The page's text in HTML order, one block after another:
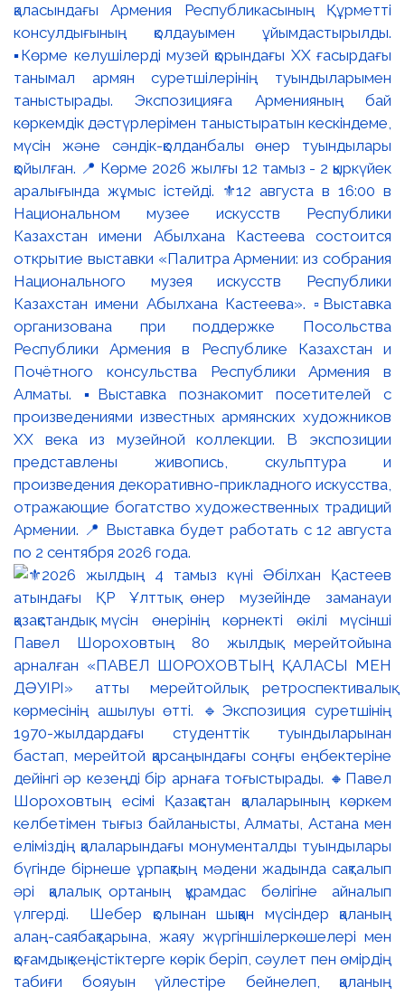
қаласындағы Армения Республикасының Құрметті
консулдығының қолдауымен ұйымдастырылды.
▪️Көрме келушілерді музей қорындағы ХХ ғасырдағы
танымал армян суретшілерінің туындыларымен
таныстырады. Экспозицияға Арменияның бай
көркемдік дәстүрлерімен таныстыратын кескіндеме,
мүсін және сәндік-қолданбалы өнер туындылары
қойылған. 📍 Көрме 2026 жылғы 12 тамыз - 2 қыркүйек
аралығында жұмыс істейді. ⚜️12 августа в 16:00 в
Национальном музее искусств Республики
Казахстан имени Абылхана Кастеева состоится
открытие выставки «Палитра Армении: из собрания
Национального музея искусств Республики
Казахстан имени Абылхана Кастеева». ▫️Выставка
организована при поддержке Посольства
Республики Армения в Республике Казахстан и
Почётного консульства Республики Армения в
Алматы. ▪️Выставка познакомит посетителей с
произведениями известных армянских художников
XX века из музейной коллекции. В экспозиции
представлены живопись, скульптура и
произведения декоративно-прикладного искусства,
отражающие богатство художественных традиций
Армении. 📍 Выставка будет работать с 12 августа
по 2 сентября 2026 года.